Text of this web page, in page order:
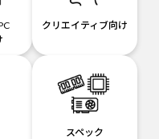
クリエイティブ向け
スペック